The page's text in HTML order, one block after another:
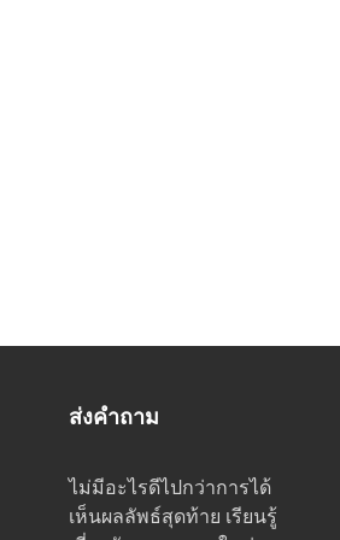
ส่งคำถาม
ไม่มีอะไรดีไปกว่าการได้
เห็นผลลัพธ์สุดท้าย เรียนรู้